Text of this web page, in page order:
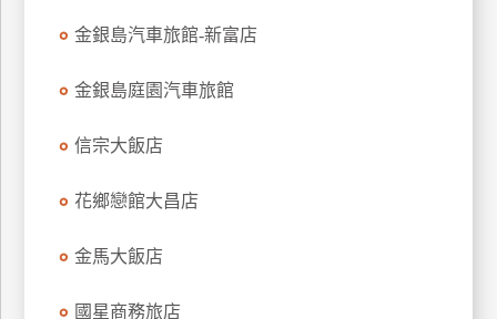
金銀島汽車旅館-新富店
金銀島庭園汽車旅館
信宗大飯店
花鄉戀館大昌店
金馬大飯店
國星商務旅店